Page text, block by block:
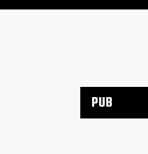
PUB